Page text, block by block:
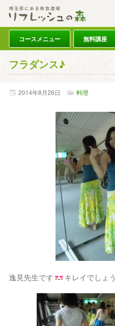
コースメニュー 無料講座
フラダンス♪
2014年8月26日 料理
逸見先生です キレイでしょう